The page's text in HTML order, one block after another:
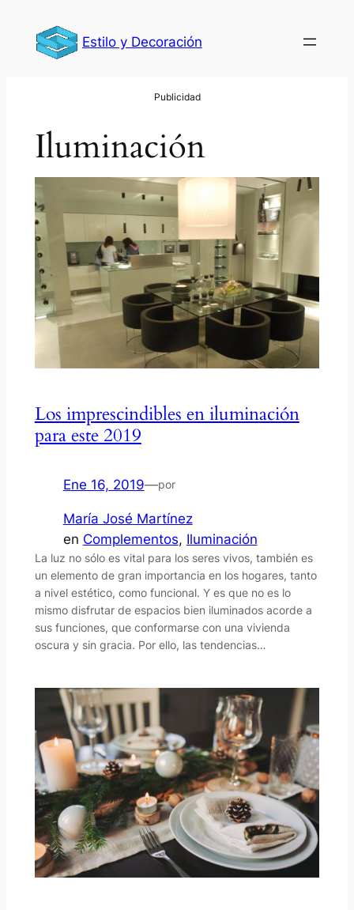
contenido
Estilo y Decoración
Iluminación
Los imprescindibles en iluminación
para este 2019
Ene 16, 2019—por
María José Martínez
en Complementos, Iluminación
La luz no sólo es vital para los seres vivos, también es
un elemento de gran importancia en los hogares, tanto
a nivel estético, como funcional. Y es que no es lo
mismo disfrutar de espacios bien iluminados acorde a
sus funciones, que conformarse con una vivienda
oscura y sin gracia. Por ello, las tendencias…